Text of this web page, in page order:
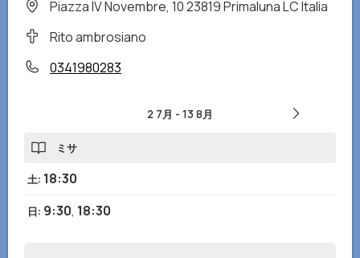
Piazza IV Novembre, 10 23819 Primaluna LC Italia
Rito ambrosiano
0341980283
2 7月 - 13 8月
ミサ
土: 18:30
日: 9:30, 18:30